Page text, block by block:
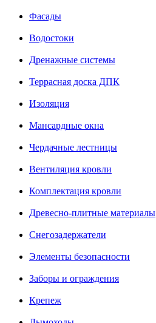
Фасады
Водостоки
Дренажные системы
Террасная доска ДПК
Изоляция
Мансардные окна
Чердачные лестницы
Вентиляция кровли
Комплектация кровли
Древесно-плитные материалы
Снегозадержатели
Элементы безопасности
Заборы и ограждения
Крепеж